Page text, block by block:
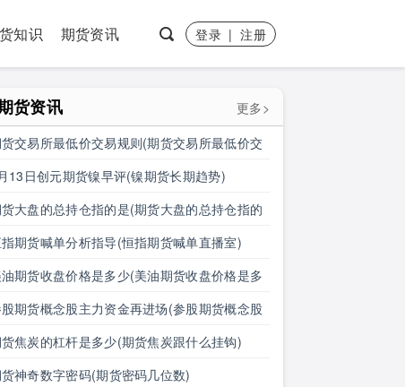
知识 期货资讯 登录|注册
货资讯
更多>
交易所最低价交易规则(期货交易所最低价交
则是什么)
13日创元期货镍早评(镍期货长期趋势)
大盘的总持仓指的是(期货大盘的总持仓指的
么)
期货喊单分析指导(恒指期货喊单直播室)
期货收盘价格是多少(美油期货收盘价格是多
)
期货概念股主力资金再进场(参股期货概念股
资金再进场什么意思)
焦炭的杠杆是多少(期货焦炭跟什么挂钩)
神奇数字密码(期货密码几位数)